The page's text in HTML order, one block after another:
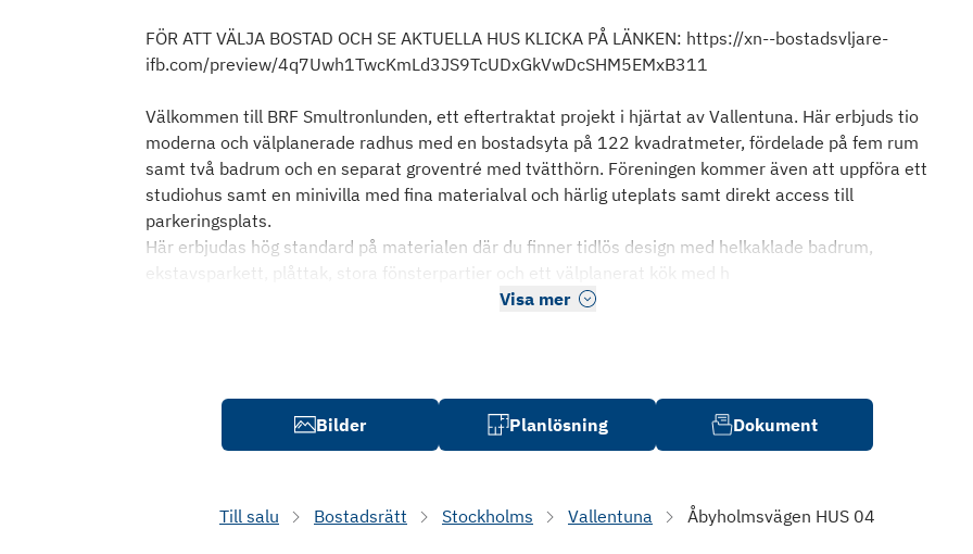
FÖR ATT VÄLJA BOSTAD OCH SE AKTUELLA HUS KLICKA PÅ LÄNKEN: https://xn--bostadsvljare-
ifb.com/preview/4q7Uwh1TwcKmLd3JS9TcUDxGkVwDcSHM5EMxB311
Välkommen till BRF Smultronlunden, ett eftertraktat projekt i hjärtat av Vallentuna. Här erbjuds tio
moderna och välplanerade radhus med en bostadsyta på 122 kvadratmeter, fördelade på fem rum
samt två badrum och en separat groventré med tvätthörn. Föreningen kommer även att uppföra ett
studiohus samt en minivilla med fina materialval och härlig uteplats samt direkt access till
parkeringsplats.
Här erbjudas hög standard på materialen där du finner tidlös design med helkaklade badrum,
ekstavsparkett, plåttak, stora fönsterpartier och ett välplanerat kök med h
Visa mer
Bilder Planlösning Dokument
Till salu Bostadsrätt Stockholms Vallentuna Åbyholmsvägen HUS 04